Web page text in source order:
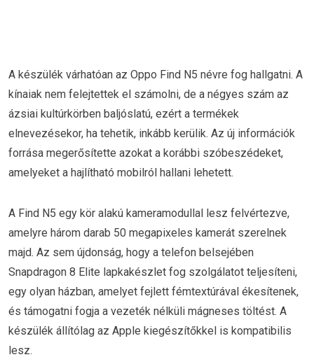
A készülék várhatóan az Oppo Find N5 névre fog hallgatni. A
kínaiak nem felejtettek el számolni, de a négyes szám az
ázsiai kultúrkörben baljóslatú, ezért a termékek
elnevezésekor, ha tehetik, inkább kerülik. Az új információk
forrása megerősítette azokat a korábbi szóbeszédeket,
amelyeket a hajlítható mobilról hallani lehetett.
A Find N5 egy kör alakú kameramodullal lesz felvértezve,
amelyre három darab 50 megapixeles kamerát szerelnek
majd. Az sem újdonság, hogy a telefon belsejében
Snapdragon 8 Elite lapkakészlet fog szolgálatot teljesíteni,
egy olyan házban, amelyet fejlett fémtextúrával ékesítenek,
és támogatni fogja a vezeték nélküli mágneses töltést. A
készülék állítólag az Apple kiegészítőkkel is kompatibilis
lesz.